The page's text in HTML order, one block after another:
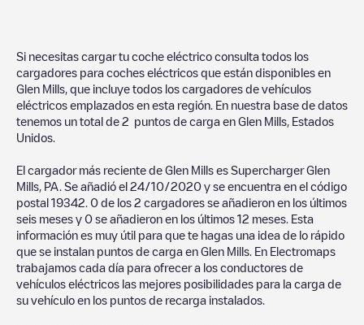
Si necesitas cargar tu coche eléctrico consulta todos los
cargadores para coches eléctricos que están disponibles en
Glen Mills , que incluye todos los cargadores de vehículos
eléctricos emplazados en esta región. En nuestra base de datos
tenemos un total de 2 puntos de carga en Glen Mills Estados
Unidos
El cargador más reciente de Glen Mills es Supercharger Glen
Mills, PA
. Se añadió el 24/10/2020 y se encuentra en el código
postal 19342 0 de los 2 cargadores se añadieron en los últimos
seis meses y 0 se añadieron en los últimos 12 meses. Esta
información es muy útil para que te hagas una idea de lo rápido
que se instalan puntos de carga en Glen Mills . En Electromaps
trabajamos cada día para ofrecer a los conductores de
vehículos eléctricos las mejores posibilidades para la carga de
su vehículo en los puntos de recarga instalados.